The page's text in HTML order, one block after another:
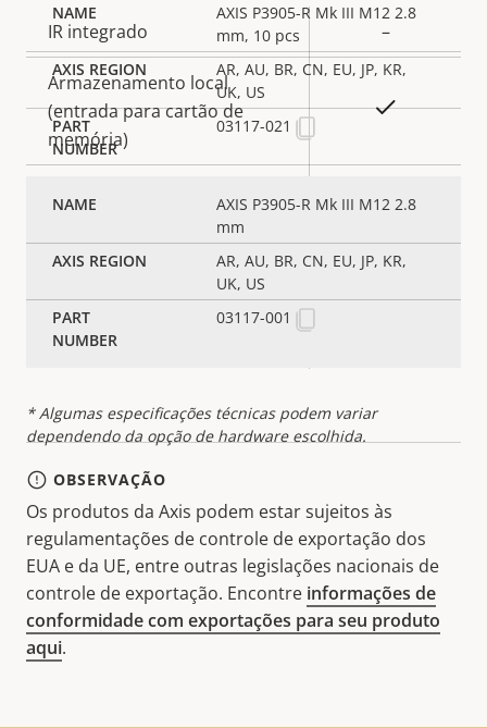
Descrição
da
propriedade
Valor da
propriedade
IR integrado –
Armazenamento local
(entrada para cartão de
memória)
Sim
Para uso em áreas externas –
Classificação de vandalismo IK10
Classificação IP
* Algumas especificações técnicas podem variar
dependendo da opção de hardware escolhida.
AXIS P3905-R Mk III M12 2.8
mm, 10 pcs
AR, AU, BR, CN, EU, JP, KR,
UK, US
03117-021
AXIS P3905-R Mk III M12 2.8
mm
AR, AU, BR, CN, EU, JP, KR,
UK, US
03117-001
OBSERVAÇÃO
Os produtos da Axis podem estar sujeitos às
regulamentações de controle de exportação dos
EUA e da UE, entre outras legislações nacionais de
controle de exportação. Encontre informações de
conformidade com exportações para seu produto
aqui.